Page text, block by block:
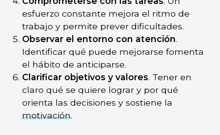
esfuerzo constante mejora el ritmo de
trabajo y permite prever dificultades.
Observar el entorno con atención.
Identificar qué puede mejorarse fomenta
el hábito de anticiparse.
Clarificar objetivos y valores. Tener en
claro qué se quiere lograr y por qué
orienta las decisiones y sostiene la
motivación.